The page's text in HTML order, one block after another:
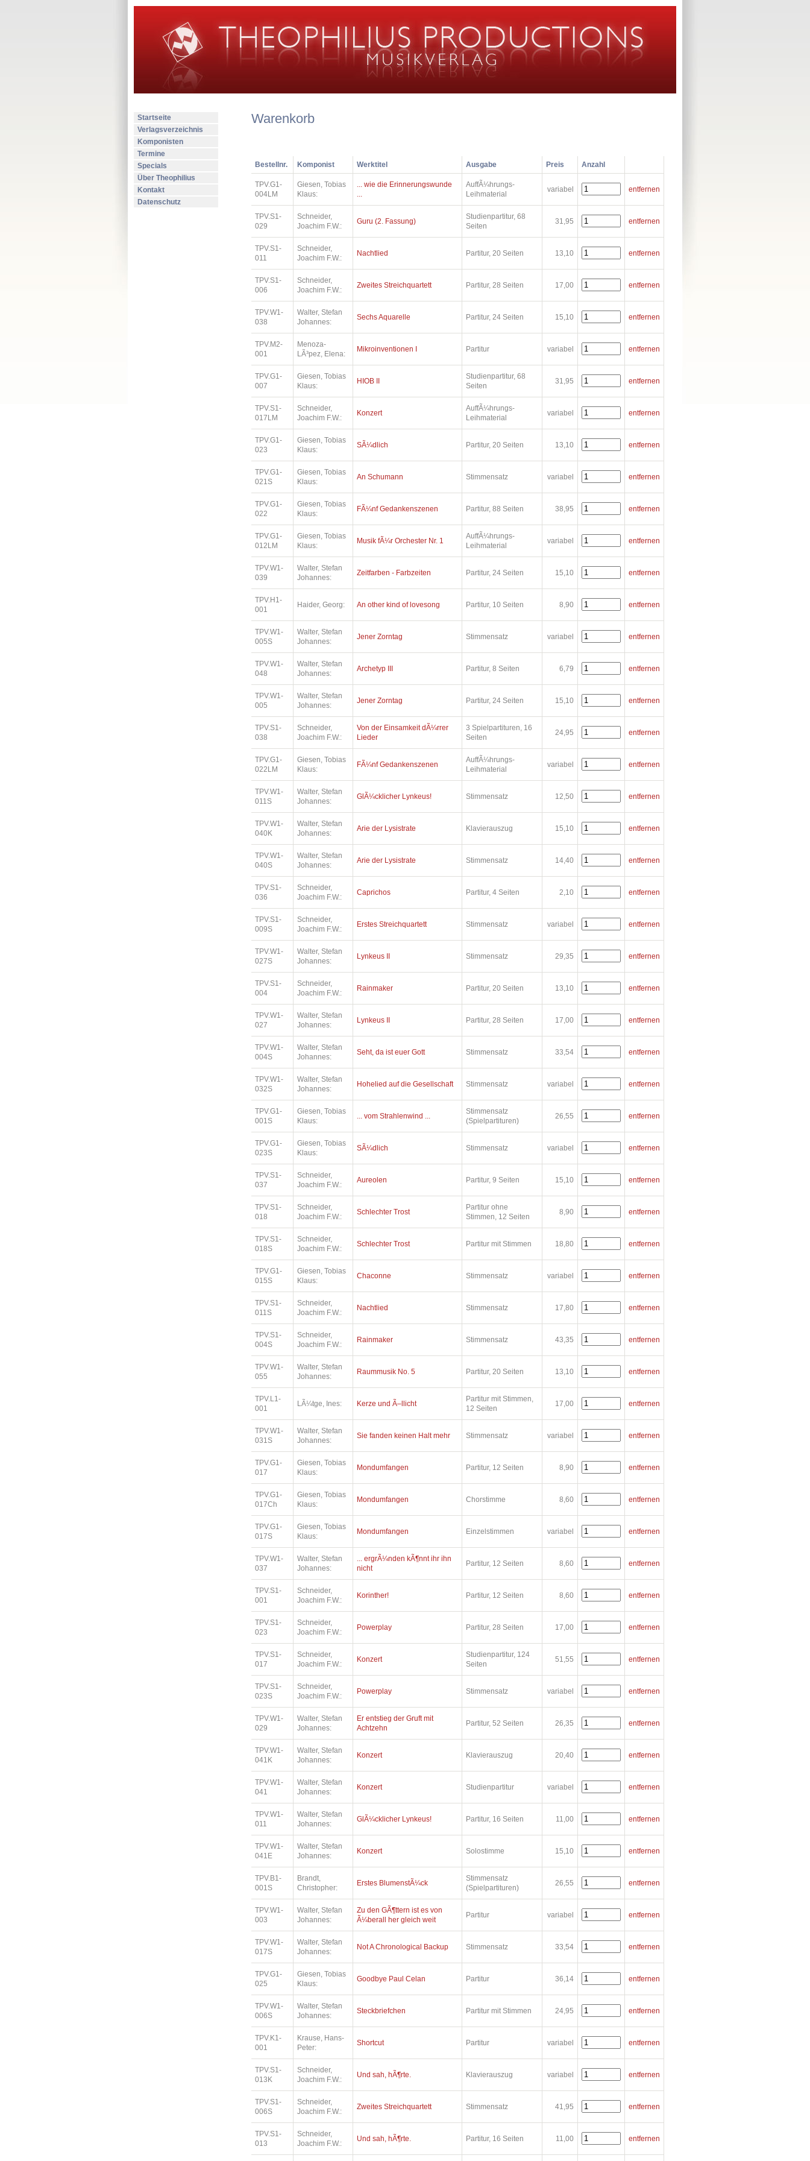
Startseite
Verlagsverzeichnis
Komponisten
Termine
Specials
Über Theophilius
Kontakt
Datenschutz
Warenkorb
Bestellnr. Komponist Werktitel Ausgabe Preis Anzahl
TPV.G1-
004LM
Giesen, Tobias
Klaus:
... wie die Erinnerungswunde
...
AuffÃ¼hrungs-
Leihmaterial
variabel entfernen
TPV.S1-
029
Schneider,
Joachim F.W.:
Guru (2. Fassung)
Studienpartitur, 68
Seiten
31,95 entfernen
TPV.S1-
011
Schneider,
Joachim F.W.:
Nachtlied Partitur, 20 Seiten 13,10 entfernen
TPV.S1-
006
Schneider,
Joachim F.W.:
Zweites Streichquartett Partitur, 28 Seiten 17,00 entfernen
TPV.W1-
038
Walter, Stefan
Johannes:
Sechs Aquarelle Partitur, 24 Seiten 15,10 entfernen
TPV.M2-
001
Menoza-
LÃ³pez, Elena:
Mikroinventionen I Partitur variabel entfernen
TPV.G1-
007
Giesen, Tobias
Klaus:
HIOB II
Studienpartitur, 68
Seiten
31,95 entfernen
TPV.S1-
017LM
Schneider,
Joachim F.W.:
Konzert
AuffÃ¼hrungs-
Leihmaterial
variabel entfernen
TPV.G1-
023
Giesen, Tobias
Klaus:
SÃ¼dlich Partitur, 20 Seiten 13,10 entfernen
TPV.G1-
021S
Giesen, Tobias
Klaus:
An Schumann Stimmensatz variabel entfernen
TPV.G1-
022
Giesen, Tobias
Klaus:
FÃ¼nf Gedankenszenen Partitur, 88 Seiten 38,95 entfernen
TPV.G1-
012LM
Giesen, Tobias
Klaus:
Musik fÃ¼r Orchester Nr. 1
AuffÃ¼hrungs-
Leihmaterial
variabel entfernen
TPV.W1-
039
Walter, Stefan
Johannes:
Zeitfarben - Farbzeiten Partitur, 24 Seiten 15,10 entfernen
TPV.H1-
001
Haider, Georg: An other kind of lovesong Partitur, 10 Seiten 8,90 entfernen
TPV.W1-
005S
Walter, Stefan
Johannes:
Jener Zorntag Stimmensatz variabel entfernen
TPV.W1-
048
Walter, Stefan
Johannes:
Archetyp III Partitur, 8 Seiten 6,79 entfernen
TPV.W1-
005
Walter, Stefan
Johannes:
Jener Zorntag Partitur, 24 Seiten 15,10 entfernen
TPV.S1-
038
Schneider,
Joachim F.W.:
Von der Einsamkeit dÃ¼rrer
Lieder
3 Spielpartituren, 16
Seiten
24,95 entfernen
TPV.G1-
022LM
Giesen, Tobias
Klaus:
FÃ¼nf Gedankenszenen
AuffÃ¼hrungs-
Leihmaterial
variabel entfernen
TPV.W1-
011S
Walter, Stefan
Johannes:
GlÃ¼cklicher Lynkeus! Stimmensatz 12,50 entfernen
TPV.W1-
040K
Walter, Stefan
Johannes:
Arie der Lysistrate Klavierauszug 15,10 entfernen
TPV.W1-
040S
Walter, Stefan
Johannes:
Arie der Lysistrate Stimmensatz 14,40 entfernen
TPV.S1-
036
Schneider,
Joachim F.W.:
Caprichos Partitur, 4 Seiten 2,10 entfernen
TPV.S1-
009S
Schneider,
Joachim F.W.:
Erstes Streichquartett Stimmensatz variabel entfernen
TPV.W1-
027S
Walter, Stefan
Johannes:
Lynkeus II Stimmensatz 29,35 entfernen
TPV.S1-
004
Schneider,
Joachim F.W.:
Rainmaker Partitur, 20 Seiten 13,10 entfernen
TPV.W1-
027
Walter, Stefan
Johannes:
Lynkeus II Partitur, 28 Seiten 17,00 entfernen
TPV.W1-
004S
Walter, Stefan
Johannes:
Seht, da ist euer Gott Stimmensatz 33,54 entfernen
TPV.W1-
032S
Walter, Stefan
Johannes:
Hohelied auf die Gesellschaft Stimmensatz variabel entfernen
TPV.G1-
001S
Giesen, Tobias
Klaus:
... vom Strahlenwind ...
Stimmensatz
(Spielpartituren)
26,55 entfernen
TPV.G1-
023S
Giesen, Tobias
Klaus:
SÃ¼dlich Stimmensatz variabel entfernen
TPV.S1-
037
Schneider,
Joachim F.W.:
Aureolen Partitur, 9 Seiten 15,10 entfernen
TPV.S1-
018
Schneider,
Joachim F.W.:
Schlechter Trost
Partitur ohne
Stimmen, 12 Seiten
8,90 entfernen
TPV.S1-
018S
Schneider,
Joachim F.W.:
Schlechter Trost Partitur mit Stimmen 18,80 entfernen
TPV.G1-
015S
Giesen, Tobias
Klaus:
Chaconne Stimmensatz variabel entfernen
TPV.S1-
011S
Schneider,
Joachim F.W.:
Nachtlied Stimmensatz 17,80 entfernen
TPV.S1-
004S
Schneider,
Joachim F.W.:
Rainmaker Stimmensatz 43,35 entfernen
TPV.W1-
055
Walter, Stefan
Johannes:
Raummusik No. 5 Partitur, 20 Seiten 13,10 entfernen
TPV.L1-
001
LÃ¼tge, Ines: Kerze und Ã–llicht
Partitur mit Stimmen,
12 Seiten
17,00 entfernen
TPV.W1-
031S
Walter, Stefan
Johannes:
Sie fanden keinen Halt mehr Stimmensatz variabel entfernen
TPV.G1-
017
Giesen, Tobias
Klaus:
Mondumfangen Partitur, 12 Seiten 8,90 entfernen
TPV.G1-
017Ch
Giesen, Tobias
Klaus:
Mondumfangen Chorstimme 8,60 entfernen
TPV.G1-
017S
Giesen, Tobias
Klaus:
Mondumfangen Einzelstimmen variabel entfernen
TPV.W1-
037
Walter, Stefan
Johannes:
... ergrÃ¼nden kÃ¶nnt ihr ihn
nicht
Partitur, 12 Seiten 8,60 entfernen
TPV.S1-
001
Schneider,
Joachim F.W.:
Korinther! Partitur, 12 Seiten 8,60 entfernen
TPV.S1-
023
Schneider,
Joachim F.W.:
Powerplay Partitur, 28 Seiten 17,00 entfernen
TPV.S1-
017
Schneider,
Joachim F.W.:
Konzert
Studienpartitur, 124
Seiten
51,55 entfernen
TPV.S1-
023S
Schneider,
Joachim F.W.:
Powerplay Stimmensatz variabel entfernen
TPV.W1-
029
Walter, Stefan
Johannes:
Er entstieg der Gruft mit
Achtzehn
Partitur, 52 Seiten 26,35 entfernen
TPV.W1-
041K
Walter, Stefan
Johannes:
Konzert Klavierauszug 20,40 entfernen
TPV.W1-
041
Walter, Stefan
Johannes:
Konzert Studienpartitur variabel entfernen
TPV.W1-
011
Walter, Stefan
Johannes:
GlÃ¼cklicher Lynkeus! Partitur, 16 Seiten 11,00 entfernen
TPV.W1-
041E
Walter, Stefan
Johannes:
Konzert Solostimme 15,10 entfernen
TPV.B1-
001S
Brandt,
Christopher:
Erstes BlumenstÃ¼ck
Stimmensatz
(Spielpartituren)
26,55 entfernen
TPV.W1-
003
Walter, Stefan
Johannes:
Zu den GÃ¶ttern ist es von
Ã¼berall her gleich weit
Partitur variabel entfernen
TPV.W1-
017S
Walter, Stefan
Johannes:
Not A Chronological Backup Stimmensatz 33,54 entfernen
TPV.G1-
025
Giesen, Tobias
Klaus:
Goodbye Paul Celan Partitur 36,14 entfernen
TPV.W1-
006S
Walter, Stefan
Johannes:
Steckbriefchen Partitur mit Stimmen 24,95 entfernen
TPV.K1-
001
Krause, Hans-
Peter:
Shortcut Partitur variabel entfernen
TPV.S1-
013K
Schneider,
Joachim F.W.:
Und sah, hÃ¶rte. Klavierauszug variabel entfernen
TPV.S1-
006S
Schneider,
Joachim F.W.:
Zweites Streichquartett Stimmensatz 41,95 entfernen
TPV.S1-
013
Schneider,
Joachim F.W.:
Und sah, hÃ¶rte. Partitur, 16 Seiten 11,00 entfernen